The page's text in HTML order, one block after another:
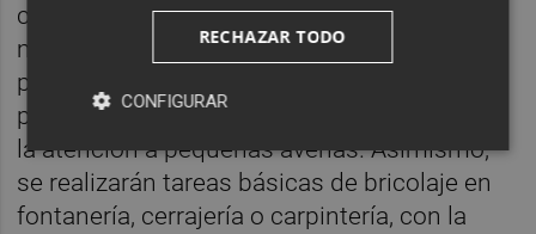
correcto uso de las instalaciones, la
manipulación de la maquinaria necesaria
para su funcionamiento, la ejecución de
programas de mantenimiento preventivo, y
la atención a pequeñas averías. Asimismo,
se realizarán tareas básicas de bricolaje en
fontanería, cerrajería o carpintería, con la
RECHAZAR TODO
CONFIGURAR